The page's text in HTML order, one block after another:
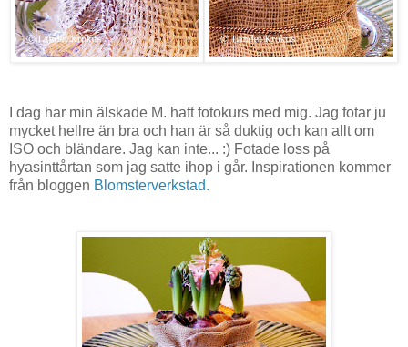
I dag har min älskade M. haft fotokurs med mig. Jag fotar ju
mycket hellre än bra och han är så duktig och kan allt om
ISO och bländare. Jag kan inte... :) Fotade loss på
hyasinttårtan som jag satte ihop i går. Inspirationen kommer
från bloggen Blomsterverkstad.